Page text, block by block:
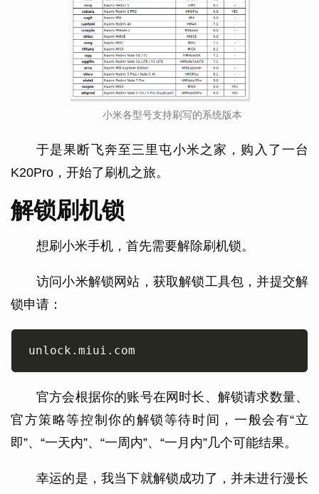
小米各型号支持刷写的系统版本
于是果断飞奔至三里屯小米之家，购入了一台
K20Pro，开始了刷机之旅。
解锁刷机锁
想刷小米手机，首先需要解除刷机锁。
访问小米解锁网站，获取解锁工具包，并提交解
锁申请：
官方会根据你的账号在网时长、解锁请求数量、
官方策略等控制你的解锁等待时间，一般会有“立
即”、“一天内”、“一周内”、“一月内”几个可能结果。
幸运的是，我当下就解锁成功了，并未进行漫长